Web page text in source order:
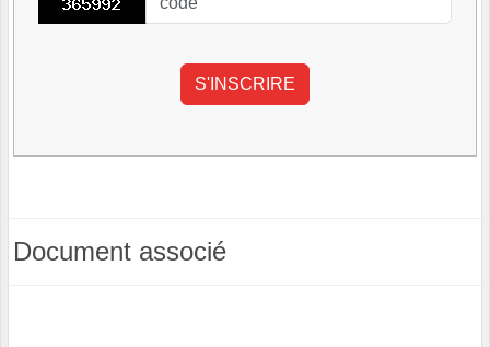
Document associé